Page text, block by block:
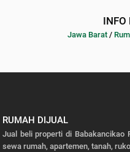
INFO
Jawa Barat /
RUMAH DIJUAL
Jual beli properti di Babakancikao
sewa rumah, apartemen, tanah,